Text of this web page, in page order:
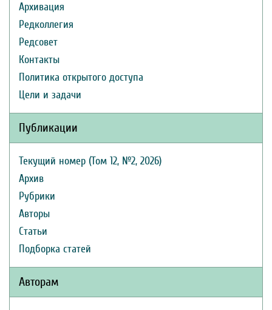
Архивация
Редколлегия
Редсовет
Контакты
Политика открытого доступа
Цели и задачи
Публикации
Текущий номер (Том 12, №2, 2026)
Архив
Рубрики
Авторы
Статьи
Подборка статей
Авторам